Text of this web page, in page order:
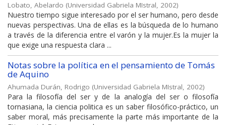
Lobato, Abelardo (Universidad Gabriela MIstral, 2002)
Nuestro tiempo sigue interesado por el ser humano, pero desde
nuevas perspectivas. Una de ellas es la búsqueda de lo humano
a través de la diferencia entre el varón y la mujer.Es la mujer la
que exige una respuesta clara ...
Notas sobre la política en el pensamiento de Tomás
de Aquino
Ahumada Durán, Rodrigo (Universidad Gabriela MIstral, 2002)
Para la filosofía del ser y de la analogía del ser o filosofía
tornasiana, la ciencia politica es un saber filosófico-práctico, un
saber moral, más precisamente la parte más importante de la